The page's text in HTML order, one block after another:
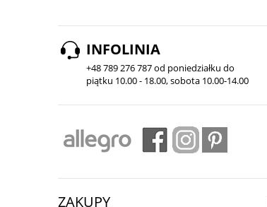
INFOLINIA
+48 789 276 787 od poniedziałku do
piątku 10.00 - 18.00, sobota 10.00-14.00
ZAKUPY